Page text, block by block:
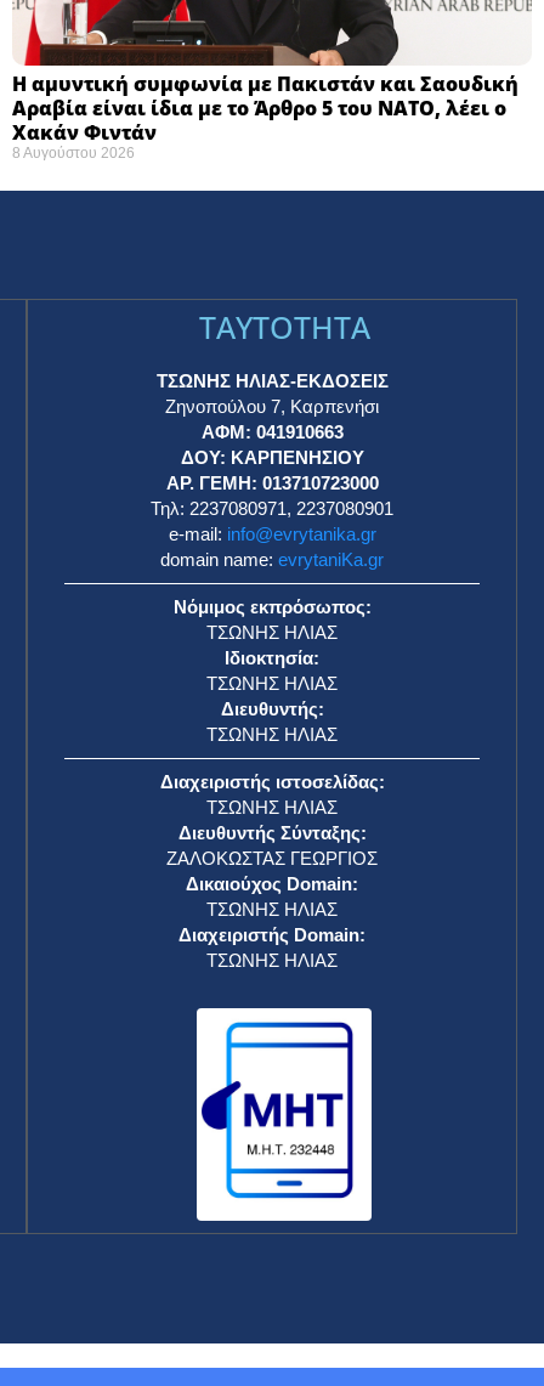
Η αμυντική συμφωνία με Πακιστάν και Σαουδική
Αραβία είναι ίδια με το Άρθρο 5 του ΝΑΤΟ, λέει ο
Χακάν Φιντάν
8 Αυγούστου 2026
TAYTOTHTA
ΤΣΩΝΗΣ ΗΛΙΑΣ-ΕΚΔΟΣΕΙΣ
Ζηνοπούλου 7, Καρπενήσι
ΑΦΜ: 041910663
ΔΟΥ: ΚΑΡΠΕΝΗΣΙΟΥ
ΑΡ. ΓΕΜΗ: 013710723000
Τηλ: 2237080971, 2237080901
e-mail: info@evrytanika.gr
domain name: evrytaniKa.gr
Νόμιμος εκπρόσωπος:
ΤΣΩΝΗΣ ΗΛΙΑΣ
Ιδιοκτησία:
ΤΣΩΝΗΣ ΗΛΙΑΣ
Διευθυντής:
ΤΣΩΝΗΣ ΗΛΙΑΣ
Διαχειριστής ιστοσελίδας:
ΤΣΩΝΗΣ ΗΛΙΑΣ
Διευθυντής Σύνταξης:
ΖΑΛΟΚΩΣΤΑΣ ΓΕΩΡΓΙΟΣ
Δικαιούχος Domain:
ΤΣΩΝΗΣ ΗΛΙΑΣ
Διαχειριστής Domain:
ΤΣΩΝΗΣ ΗΛΙΑΣ